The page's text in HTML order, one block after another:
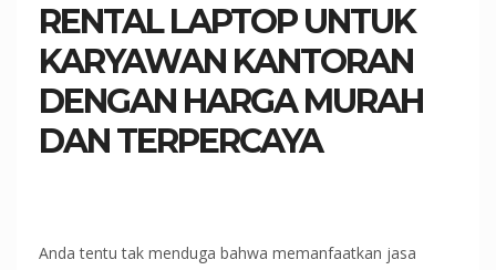
RENTAL LAPTOP UNTUK
KARYAWAN KANTORAN
DENGAN HARGA MURAH
DAN TERPERCAYA
Anda tentu tak menduga bahwa memanfaatkan jasa